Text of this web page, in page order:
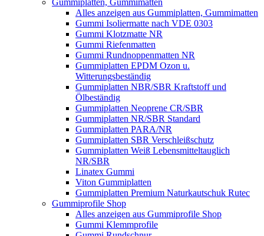
Gummiplatten, Gummimatten
Alles anzeigen aus Gummiplatten, Gummimatten
Gummi Isoliermatte nach VDE 0303
Gummi Klotzmatte NR
Gummi Riefenmatten
Gummi Rundnoppenmatten NR
Gummiplatten EPDM Ozon u.
Witterungsbeständig
Gummiplatten NBR/SBR Kraftstoff und
Ölbeständig
Gummiplatten Neoprene CR/SBR
Gummiplatten NR/SBR Standard
Gummiplatten PARA/NR
Gummiplatten SBR Verschleißschutz
Gummiplatten Weiß Lebensmitteltauglich
NR/SBR
Linatex Gummi
Viton Gummiplatten
Gummiplatten Premium Naturkautschuk Rutec
Gummiprofile Shop
Alles anzeigen aus Gummiprofile Shop
Gummi Klemmprofile